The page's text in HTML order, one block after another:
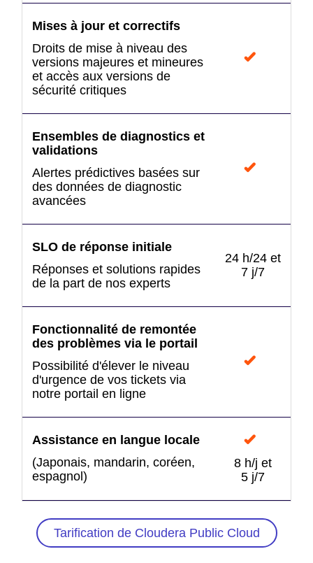
Mises à jour et correctifs
Droits de mise à niveau des
versions majeures et mineures
et accès aux versions de
sécurité critiques
Ensembles de diagnostics et
validations
Alertes prédictives basées sur
des données de diagnostic
avancées
SLO de réponse initiale
Réponses et solutions rapides
de la part de nos experts
24 h/24 et
7 j/7
Fonctionnalité de remontée
des problèmes via le portail
Possibilité d'élever le niveau
d'urgence de vos tickets via
notre portail en ligne
Assistance en langue locale
(Japonais, mandarin, coréen,
espagnol)
8 h/j et
5 j/7
Tarification de Cloudera Public Cloud